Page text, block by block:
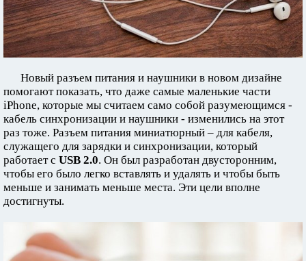
Новый разъем питания и наушники в новом дизайне
помогают показать, что даже самые маленькие части
iPhone, которые мы считаем само собой разумеющимся -
кабель синхронизации и наушники - изменились на этот
раз тоже. Разъем питания миниатюрный – для кабеля,
служащего для зарядки и синхронизации, который
работает с USB 2.0. Он был разработан двусторонним,
чтобы его было легко вставлять и удалять и чтобы быть
меньше и занимать меньше места. Эти цели вполне
достигнуты.